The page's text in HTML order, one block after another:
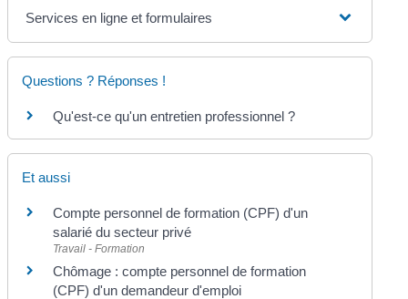
Services en ligne et formulaires
Questions ? Réponses !
Qu'est-ce qu'un entretien professionnel ?
Et aussi
Compte personnel de formation (CPF) d'un
salarié du secteur privé
Travail - Formation
Chômage : compte personnel de formation
(CPF) d'un demandeur d'emploi